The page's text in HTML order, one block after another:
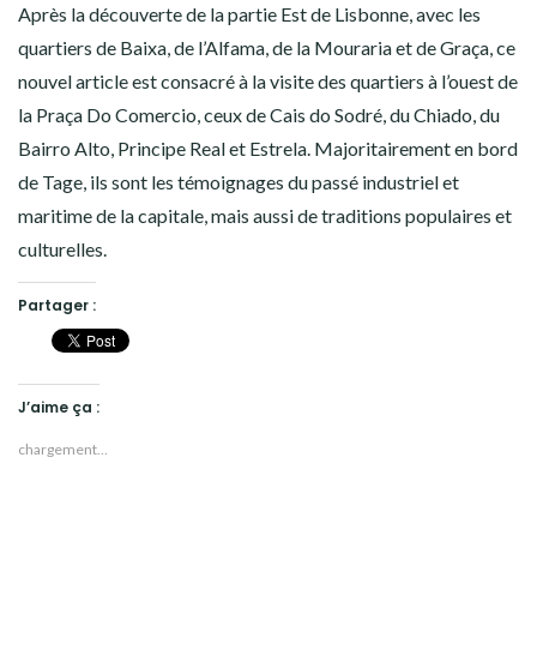
Après la découverte de la partie Est de Lisbonne, avec les
quartiers de Baixa, de l’Alfama, de la Mouraria et de Graça, ce
nouvel article est consacré à la visite des quartiers à l’ouest de
la Praça Do Comercio, ceux de Cais do Sodré, du Chiado, du
Bairro Alto, Principe Real et Estrela. Majoritairement en bord
de Tage, ils sont les témoignages du passé industriel et
maritime de la capitale, mais aussi de traditions populaires et
culturelles.
Partager :
J’aime ça :
chargement…